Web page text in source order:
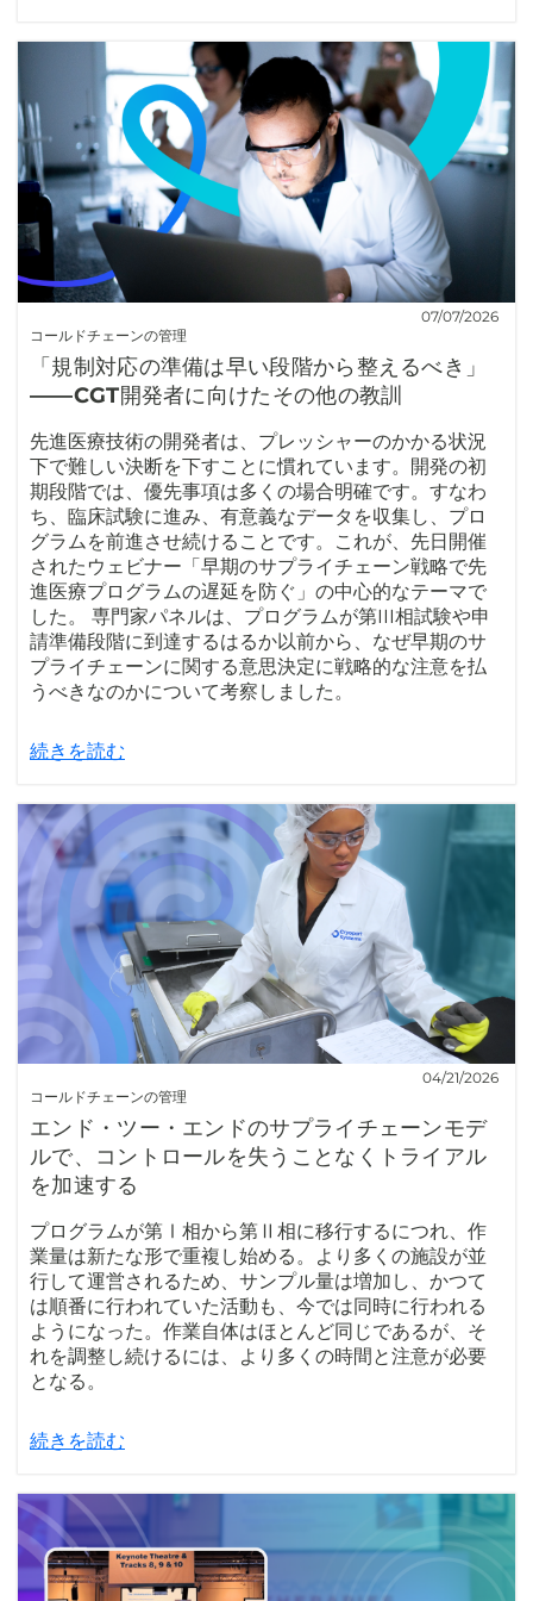
コールドチェーンの管理
07/07/2026
「規制対応の準備は早い段階から整えるべき」
――CGT開発者に向けたその他の教訓
先進医療技術の開発者は、プレッシャーのかかる状況
下で難しい決断を下すことに慣れています。開発の初
期段階では、優先事項は多くの場合明確です。すなわ
ち、臨床試験に進み、有意義なデータを収集し、プロ
グラムを前進させ続けることです。これが、先日開催
されたウェビナー「早期のサプライチェーン戦略で先
進医療プログラムの遅延を防ぐ」の中心的なテーマで
した。 専門家パネルは、プログラムが第III相試験や申
請準備段階に到達するはるか以前から、なぜ早期のサ
プライチェーンに関する意思決定に戦略的な注意を払
うべきなのかについて考察しました。
続きを読む
コールドチェーンの管理
04/21/2026
エンド・ツー・エンドのサプライチェーンモデ
ルで、コントロールを失うことなくトライアル
を加速する
プログラムが第Ⅰ相から第Ⅱ相に移行するにつれ、作
業量は新たな形で重複し始める。より多くの施設が並
行して運営されるため、サンプル量は増加し、かつて
は順番に行われていた活動も、今では同時に行われる
ようになった。作業自体はほとんど同じであるが、そ
れを調整し続けるには、より多くの時間と注意が必要
となる。
続きを読む